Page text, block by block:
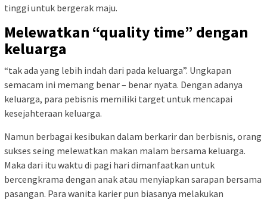
tinggi untuk bergerak maju.
Melewatkan “quality time” dengan
keluarga
“tak ada yang lebih indah dari pada keluarga”. Ungkapan
semacam ini memang benar – benar nyata. Dengan adanya
keluarga, para pebisnis memiliki target untuk mencapai
kesejahteraan keluarga.
Namun berbagai kesibukan dalam berkarir dan berbisnis, orang
sukses seing melewatkan makan malam bersama keluarga.
Maka dari itu waktu di pagi hari dimanfaatkan untuk
bercengkrama dengan anak atau menyiapkan sarapan bersama
pasangan. Para wanita karier pun biasanya melakukan